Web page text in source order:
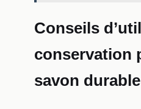
Conseils
conservation
savon durable